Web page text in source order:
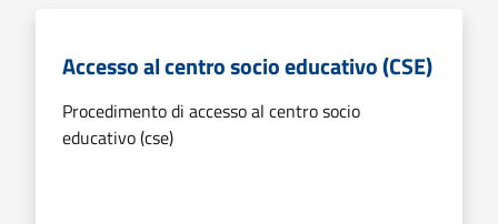
Accesso al centro socio educativo (CSE)
Procedimento di accesso al centro socio
educativo (cse)